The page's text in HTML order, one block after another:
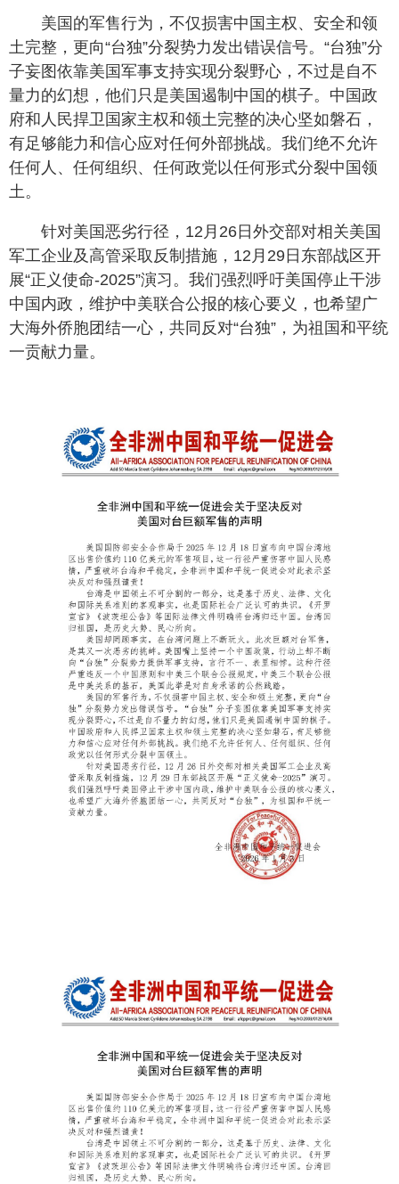
美国的军售行为，不仅损害中国主权、安全和领
土完整，更向“台独”分裂势力发出错误信号。“台独”分
子妄图依靠美国军事支持实现分裂野心，不过是自不
量力的幻想，他们只是美国遏制中国的棋子。中国政
府和人民捍卫国家主权和领土完整的决心坚如磐石，
有足够能力和信心应对任何外部挑战。我们绝不允许
任何人、任何组织、任何政党以任何形式分裂中国领
土。
针对美国恶劣行径，12月26日外交部对相关美国
军工企业及高管采取反制措施，12月29日东部战区开
展“正义使命-2025”演习。我们强烈呼吁美国停止干涉
中国内政，维护中美联合公报的核心要义，也希望广
大海外侨胞团结一心，共同反对“台独”，为祖国和平统
一贡献力量。